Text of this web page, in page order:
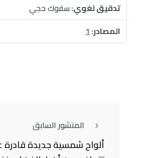
تدقيق لغوي:سفوك حجي
المصادر:1
المنشور السابق
ألواح شمسية جديدة قادرة